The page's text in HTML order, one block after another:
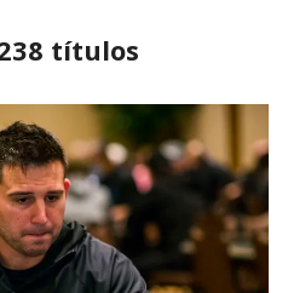
títulos